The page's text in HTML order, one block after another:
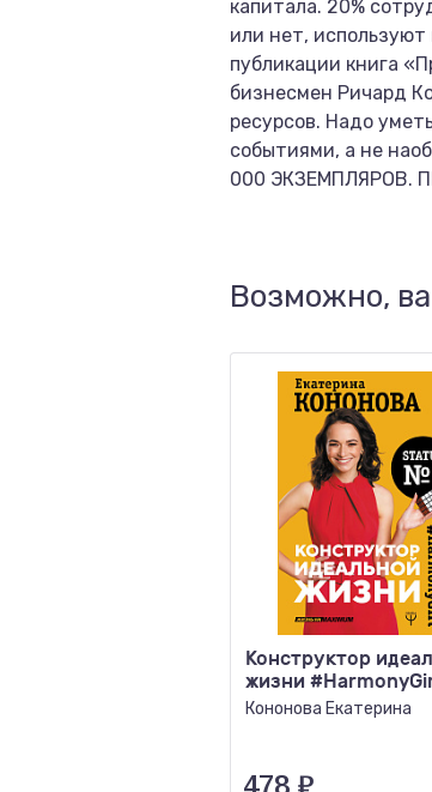
капитала. 20%
или нет,
публикации книга
бизнесмен Ричард
ресурсов. Надо
событиями, а не
000 ЭКЗЕМПЛЯРОВ.
Возможно,
Конструктор
жизни
Кононова Екатерина
478 ₽